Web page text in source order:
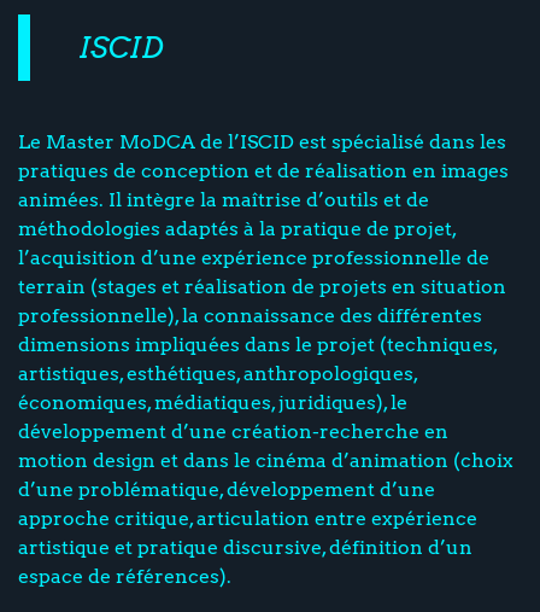
ISCID
Le Master MoDCA de l’ISCID est spécialisé dans les
pratiques de conception et de réalisation en images
animées. Il intègre la maîtrise d’outils et de
méthodologies adaptés à la pratique de projet,
l’acquisition d’une expérience professionnelle de
terrain (stages et réalisation de projets en situation
professionnelle), la connaissance des différentes
dimensions impliquées dans le projet (techniques,
artistiques, esthétiques, anthropologiques,
économiques, médiatiques, juridiques), le
développement d’une création-recherche en
motion design et dans le cinéma d’animation (choix
d’une problématique, développement d’une
approche critique, articulation entre expérience
artistique et pratique discursive, définition d’un
espace de références).